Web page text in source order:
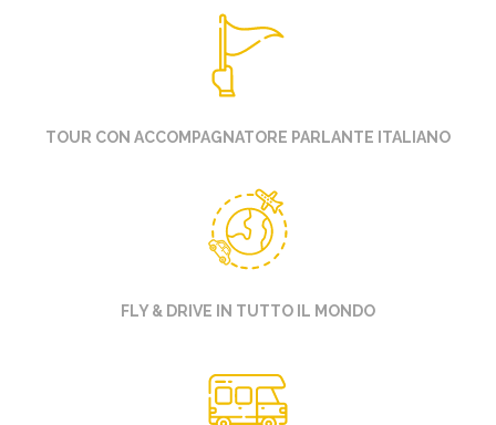
TOUR CON ACCOMPAGNATORE PARLANTE ITALIANO
FLY & DRIVE IN TUTTO IL MONDO